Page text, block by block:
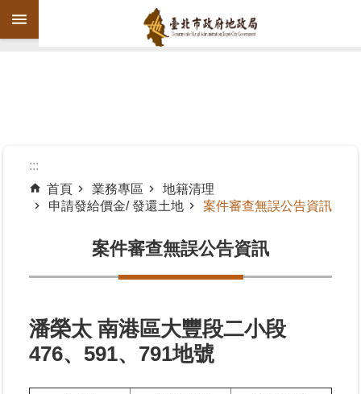
跳到主要內容區塊
機
告
資
訊
:::
首頁
業務專區
地籍清理
申請發給價金/ 發還土地
案件審查無誤公告資訊
案件審查無誤公告資訊
潘榮太 南港區大豐段二小段
476、591、791地號